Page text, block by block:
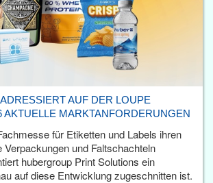
AUF DER LOUPE
AKTUELLE MARKTANFORDERUNGEN
für Etiketten und Labels ihren
Verpackungen und Faltschachteln
hubergroup Print Solutions ein
auf diese Entwicklung zugeschnitten ist.